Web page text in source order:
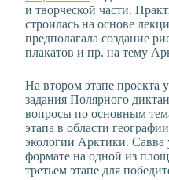
и творческой части.
строилась на основе
предполагала создание
плакатов и пр. на тему
На втором этапе проекта
задания Полярного
вопросы по основным
этапа в области
экологии Арктики. Савва
формате на одной из
третьем этапе для